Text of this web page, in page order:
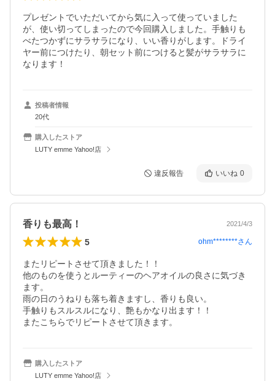
プレゼントでいただいてから気に入って使っていました
が、使い切ってしまったので今回購入しました。手触りも
べたつかずにサラサラになり、いい香りがします。ドライ
ヤー前につけたり、朝セット前につけると髪がサラサラに
なります！
投稿者情報
20代
購入したストア
LUTY emme Yahoo!店
違反報告 いいね 0
香りも最高！ 2021/4/3
5 ohm********さん
またリピートさせて頂きました！！
他のものを使うとルーティーのヘアオイルの良さに気づき
ます。
雨の日のうねりも落ち着きますし、香りも良い。
手触りもスルスルになり、艶もかなり出ます！！
またこちらでリピートさせて頂きます。
購入したストア
LUTY emme Yahoo!店